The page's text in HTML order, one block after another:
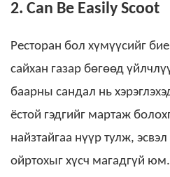
2. Can Be Easily Scoot
Ресторан бол хүмүүсийг
сайхан газар бөгөөд
баарны сандал нь
ёстой гэдгийг мартаж
найзтайгаа нүүр тулж,
ойртохыг хүсч магадгүй юм.